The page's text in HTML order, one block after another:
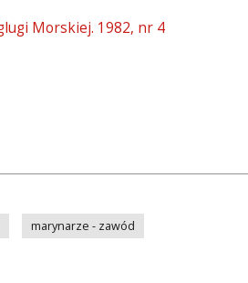
Morskiej. 1982, nr 4
marynarze - zawód